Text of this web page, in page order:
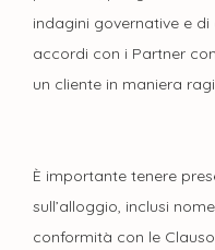
indagini governative e
accordi con i Partner
un cliente in maniera
È importante tenere
sull’alloggio, inclusi
conformità con le